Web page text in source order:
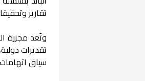
تقارير
تقديرات
سياق اتهامات